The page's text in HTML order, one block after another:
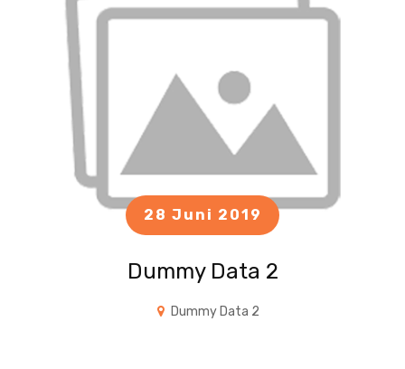
28 Juni 2019
Dummy Data 2
Dummy Data 2